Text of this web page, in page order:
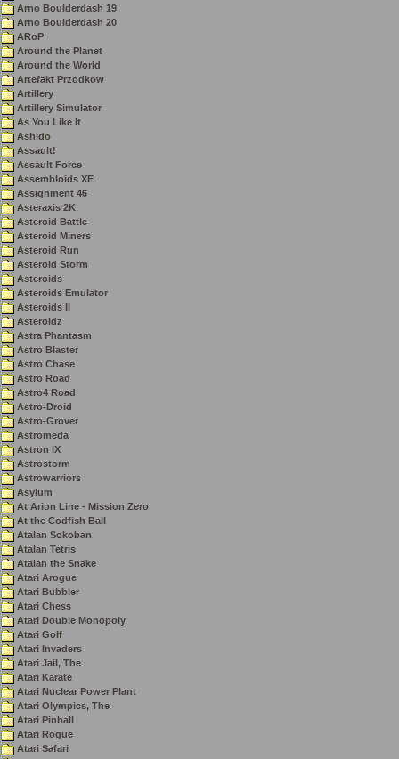
Arno Boulderdash 19
Arno Boulderdash 20
ARoP
Around the Planet
Around the World
Artefakt Przodkow
Artillery
Artillery Simulator
As You Like It
Ashido
Assault!
Assault Force
Assembloids XE
Assignment 46
Asteraxis 2K
Asteroid Battle
Asteroid Miners
Asteroid Run
Asteroid Storm
Asteroids
Asteroids Emulator
Asteroids II
Asteroidz
Astra Phantasm
Astro Blaster
Astro Chase
Astro Road
Astro4 Road
Astro-Droid
Astro-Grover
Astromeda
Astron IX
Astrostorm
Astrowarriors
Asylum
At Arion Line - Mission Zero
At the Codfish Ball
Atalan Sokoban
Atalan Tetris
Atalan the Snake
Atari Arogue
Atari Bubbler
Atari Chess
Atari Double Monopoly
Atari Golf
Atari Invaders
Atari Jail, The
Atari Karate
Atari Nuclear Power Plant
Atari Olympics, The
Atari Pinball
Atari Rogue
Atari Safari